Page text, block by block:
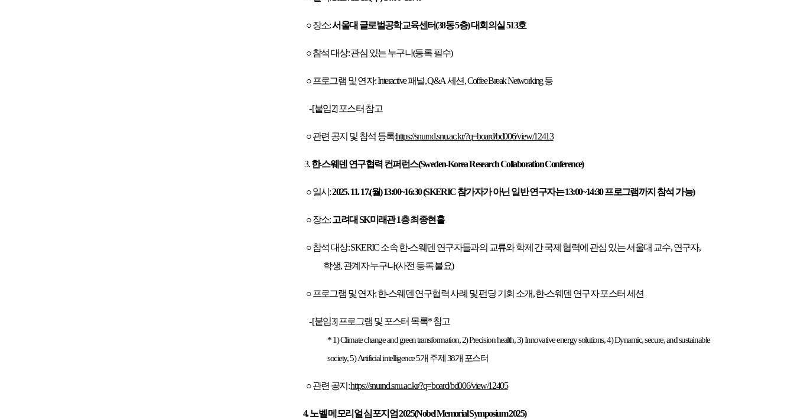
○ 장소:서울대 글로벌공학교육센터(38동 5층) 대회의실 513호
○ 참석 대상: 관심 있는 누구나(등록 필수)
○ 프로그램 및 연자: Interactive 패널, Q&A 세션, Coffee Break Networking 등
- [붙임2] 포스터 참고
○ 관련 공지 및 참석 등록:https://snurnd.snu.ac.kr/?q=board/bd006/view/12413
3.한-스웨덴 연구협력 컨퍼런스(Sweden-Korea Research Collaboration Conference)
○ 일시:2025. 11. 17.(월) 13:00~16:30 (SKERIC 참가자가 아닌 일반 연구자는 13:00~14:30 프로그램까지 참석 가능)
○ 장소:고려대 SK미래관 1층 최종현홀
○ 참석 대상: SKERIC 소속 한-스웨덴 연구자들과의 교류와 학제 간 국제 협력에 관심 있는 서울대 교수, 연구자,
학생, 관계자 누구나(사전 등록 불요)
○ 프로그램 및 연자: 한-스웨덴 연구협력 사례 및 펀딩 기회 소개, 한-스웨덴 연구자 포스터 세션
- [붙임3] 프로그램 및 포스터 목록* 참고
* 1) Climate change and green transformation, 2) Precision health, 3) Innovative energy solutions, 4) Dynamic, secure, and sustainable
society, 5) Artificial intelligence 5개 주제 38개 포스터
○ 관련 공지:https://snurnd.snu.ac.kr/?q=board/bd006/view/12405
4. 노벨 메모리얼 심포지엄 2025(Nobel Memorial Symposium 2025)